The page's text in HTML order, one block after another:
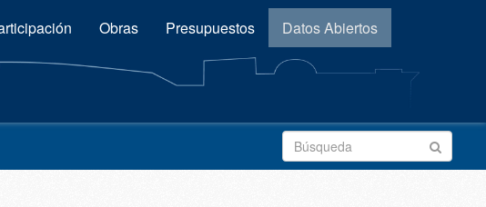
Obras Presupuestos Datos Abiertos